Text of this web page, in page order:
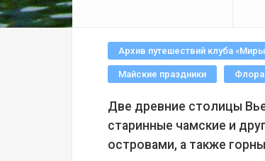
Архив путешествий клуба
Майские праздники Флора
Две древние столицы
старинные чамские и
островами, а также